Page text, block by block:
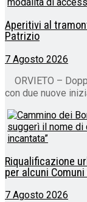
Aperitivi al
Patrizio
7 Agosto 2026
ORVIETO –
con due nuove
Riqualificazione
per alcuni Comuni
7 Agosto 2026